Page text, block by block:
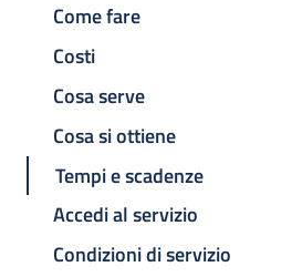
Come fare
Costi
Cosa serve
Cosa si ottiene
Tempi e scadenze
Accedi al servizio
Condizioni di servizio